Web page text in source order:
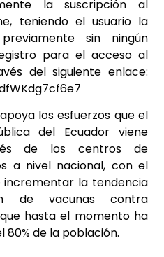
la suscripción al
teniendo el usuario la
sin ningún
para el acceso al
del siguiente enlace:
los esfuerzos que el
del Ecuador viene
de los centros de
a nivel nacional, con el
la tendencia
de vacunas contra
hasta el momento ha
80% de la población.